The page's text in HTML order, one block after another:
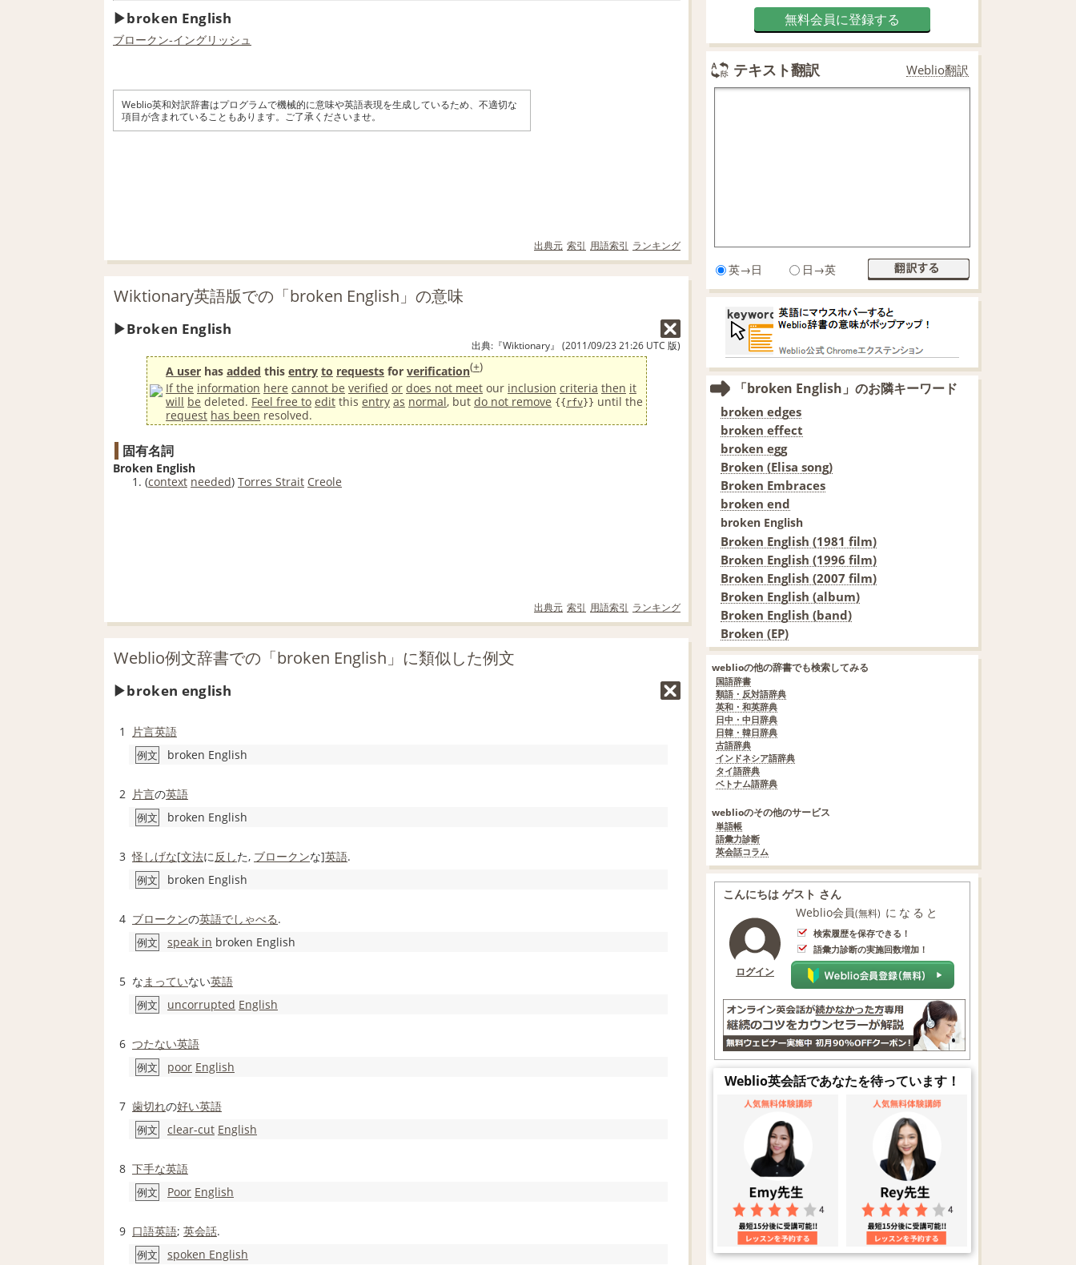
broken English
ブロークン‐イングリッシュ
Weblio英和対訳辞書はプログラムで機械的に意味や英語表現を生成しているため、不適切な
項目が含まれていることもあります。ご了承くださいませ。
出典元 索引 用語索引 ランキング
Wiktionary英語版での「broken English」の意味
Broken English
出典:『Wiktionary』 (2011/09/23 21:26 UTC 版)
A user has added this entry to requests for verification(+)
If the information here cannot be verified or does not meet our inclusion criteria then it
will be deleted. Feel free to edit this entry as normal, but do not remove {{ rfv}} until the
request has been resolved.
固有名詞
Broken English
(context needed) Torres Strait Creole
出典元 索引 用語索引 ランキング
Weblio例文辞書での「broken English」に類似した例文
broken english
1 片言英語
例文 broken English
2 片言の英語
例文 broken English
3 怪しげな[文法に 反した, ブロークンな]英語.
例文 broken English
4 ブロークンの英語でしゃべる.
例文 speak in broken English
5 な まっていない英語
例文 uncorrupted English
6 つたない英語
例文 poor English
7 歯切れの好い英語
例文 clear-cut English
8 下手な英語
例文 Poor English
9 口語英語; 英会話.
例文 spoken English
無料会員に登録する
テキスト翻訳 Weblio翻訳
英→日 日→英
「broken English」のお隣キーワード
broken edges
broken effect
broken egg
Broken (Elisa song)
Broken Embraces
broken end
broken English
Broken English (1981 film)
Broken English (1996 film)
Broken English (2007 film)
Broken English (album)
Broken English (band)
Broken (EP)
weblioの他の辞書でも検索してみる
国語辞書
類語・反対語辞典
英和・和英辞典
日中・中日辞典
日韓・韓日辞典
古語辞典
インドネシア語辞典
タイ語辞典
ベトナム語辞典
weblioのその他のサービス
単語帳
語彙力診断
英会話コラム
こんにちは ゲスト さん
ログイン
Weblio会員(無料) になると
検索履歴を保存できる！
語彙力診断の実施回数増加！
Weblio英会話であなたを待っています！